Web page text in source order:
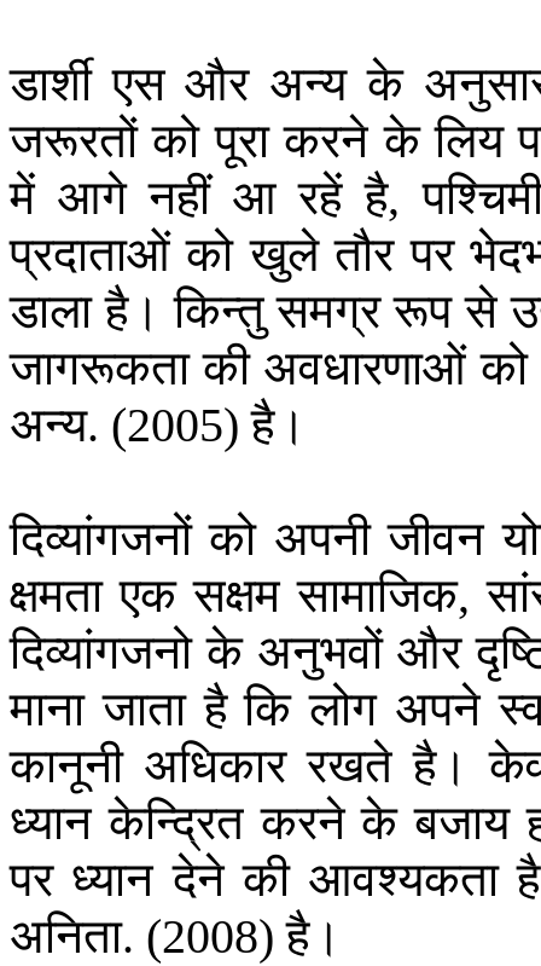
डार्शी एस और अन्य के
जरूरतों को पूरा करने के लिय
में आगे नहीं आ रहें है,
प्रदाताओं को खुले तौर पर
डाला है। किन्तु समग्र रूप से
जागरूकता की अवधारणाओं को
अन्य. (2005) है।
दिव्यांगजनों को अपनी जीवन
क्षमता एक सक्षम सामाजिक,
दिव्यांगजनो के अनुभवों और
माना जाता है कि लोग अपने
कानूनी अधिकार रखते है।
ध्यान केन्द्रित करने के बजाय
पर ध्यान देने की आवश्यकता है
अनिता. (2008) है।